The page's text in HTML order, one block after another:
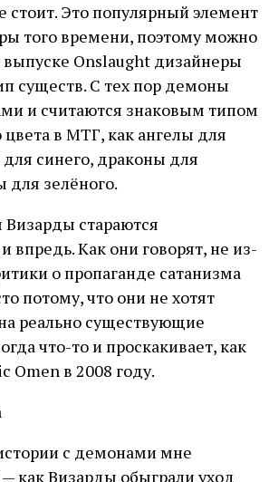
стоит. Это популярный элемент
того времени, поэтому можно
выпуске Onslaught дизайнеры
существ. С тех пор демоны
и считаются знаковым типом
цвета в МТГ, как ангелы для
синего, драконы для
для зелёного.
стараются
впредь. Как они говорят, не из-
о пропаганде сатанизма
потому, что они не хотят
реально существующие
что-то и проскакивает, как
Omen в 2008 году.
с демонами мне
как Визарды обыграли уход